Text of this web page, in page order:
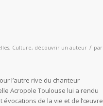
, Culture, découvrir un auteur / par
l’autre rive du chanteur
Acropole Toulouse lui a rendu
évocations de la vie et de l’œuvre